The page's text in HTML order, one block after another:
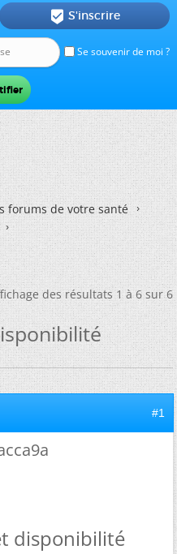
Se souvenir de moi ?
 S'inscrire
forums de votre santé
des résultats 1 à 6 sur 6
#1
disponibilité